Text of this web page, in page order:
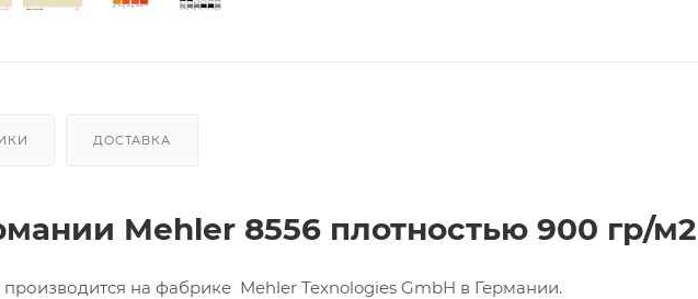
ДОСТАВКА
Mehler 8556 плотностью 900 гр/м2
производится на фабрике Mehler Texnologies GmbH в Германии.